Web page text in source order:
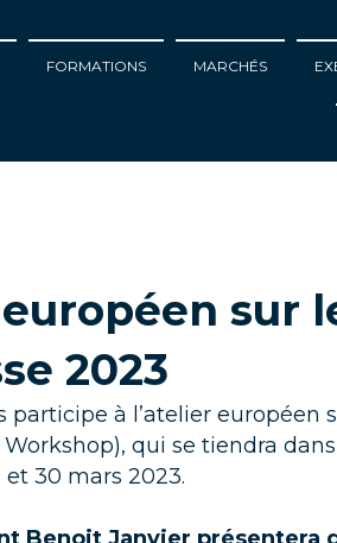
FORMATIONS MARCHÉS
sur
2023
participe à l’atelier européen
qui se tiendra
30 mars 2023.